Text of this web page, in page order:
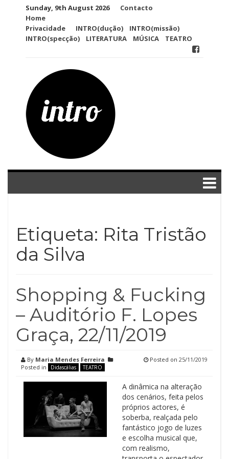
Sunday, 9th August 2026
Contacto
Home
Privacidade
INTRO(dução)
INTRO(missão)
INTRO(specção)
LITERATURA MÚSICA TEATRO
Etiqueta: Rita Tristão
da Silva
Shopping & Fucking
– Auditório F. Lopes
Graça, 22/11/2019
By Maria Mendes Ferreira
Posted in
Didascálias TEATRO
Posted on 25/11/2019
A dinâmica na alteração
dos cenários, feita pelos
próprios actores, é
soberba, realçada pelo
fantástico jogo de luzes
e escolha musical que,
com realismo,